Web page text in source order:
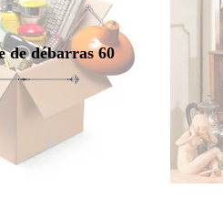
de débarras 60